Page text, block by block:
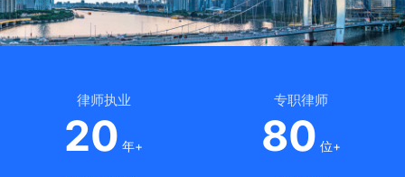
律师执业
20 年+
专职律师
80 位+